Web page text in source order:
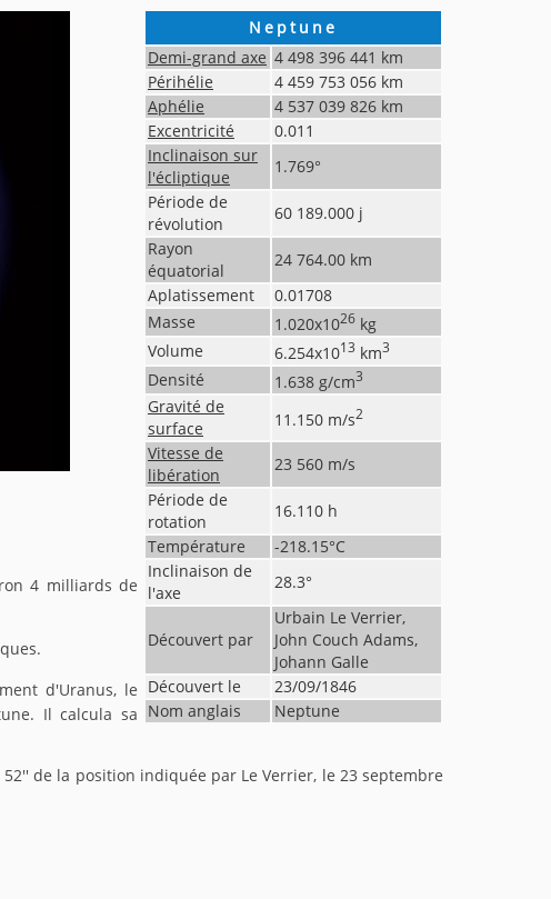
Neptune
Demi-grand axe 4 498 396 441 km
Périhélie
4 459 753 056 km
Aphélie
4 537 039 826 km
Excentricité
0.011
Inclinaison sur
l'écliptique
1.769°
Période de
révolution
60 189.000 j
Rayon
équatorial
24 764.00 km
Aplatissement
0.01708
Masse
1.020x1026 kg
Volume
6.254x1013 km3
Densité 1.638 g/cm3
Gravité de
surface
11.150 m/s2
Vitesse de
libération
23 560 m/s
Période de
rotation
16.110 h
Température
-218.15°C
Inclinaison de
l'axe
28.3°
Découvert par
Urbain Le Verrier,
John Couch Adams,
Johann Galle
Découvert le
23/09/1846
Nom anglais
Neptune
4 milliards de
d'Uranus, le
Il calcula sa
de la position indiquée par Le Verrier, le 23 septembre